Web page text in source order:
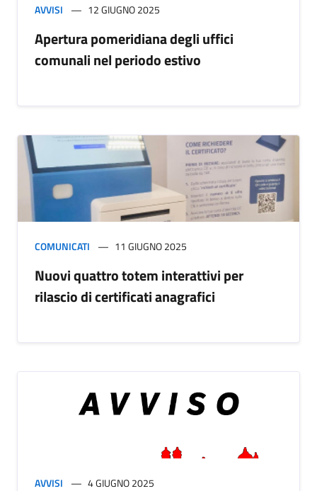
AVVISI 12 GIUGNO 2025
Apertura pomeridiana degli uffici
comunali nel periodo estivo
COMUNICATI 11 GIUGNO 2025
Nuovi quattro totem interattivi per
rilascio di certificati anagrafici
AVVISI 4 GIUGNO 2025